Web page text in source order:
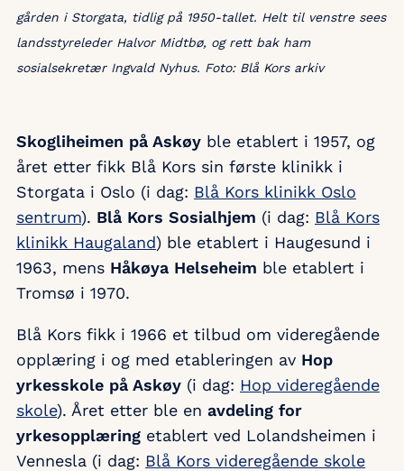
gården i Storgata, tidlig på 1950-tallet. Helt til venstre sees
landsstyreleder Halvor Midtbø, og rett bak ham
sosialsekretær Ingvald Nyhus. Foto: Blå Kors arkiv
Skogliheimen på Askøy ble etablert i 1957, og
året etter fikk Blå Kors sin første klinikk i
Storgata i Oslo (i dag: Blå Kors klinikk Oslo
sentrum). Blå Kors Sosialhjem (i dag: Blå Kors
klinikk Haugaland) ble etablert i Haugesund i
1963, mens Håkøya Helseheim ble etablert i
Tromsø i 1970.
Blå Kors fikk i 1966 et tilbud om videregående
opplæring i og med etableringen av Hop
yrkesskole på Askøy (i dag: Hop videregående
skole). Året etter ble en avdeling for
yrkesopplæring etablert ved Lolandsheimen i
Vennesla (i dag: Blå Kors videregående skole